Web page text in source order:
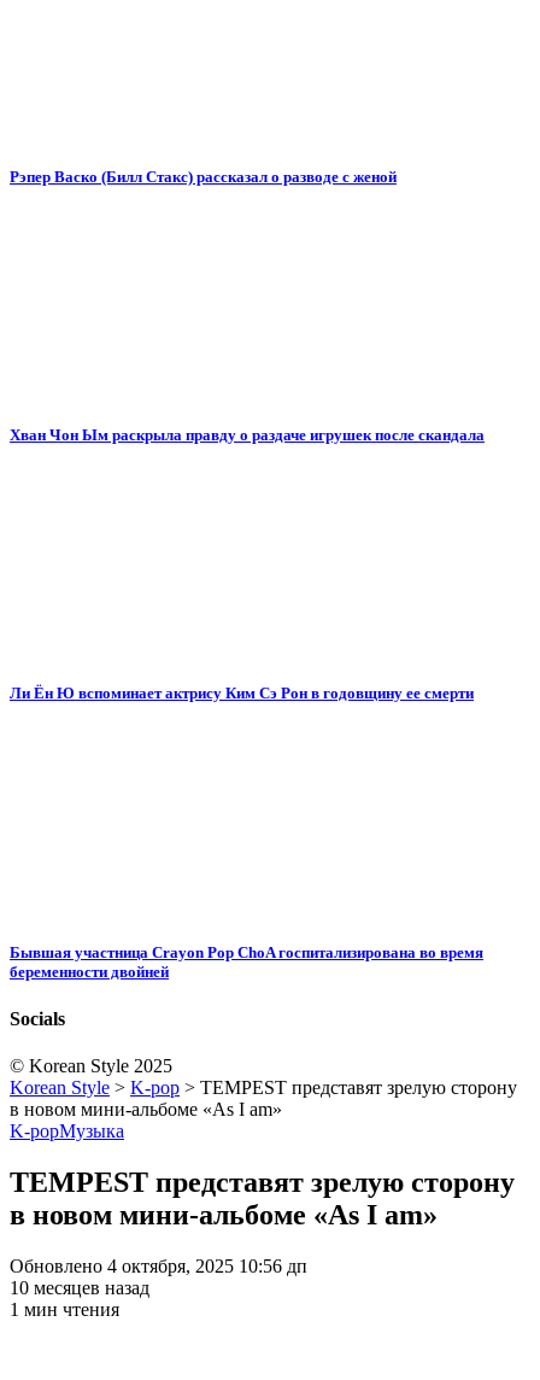
Рэпер Васко (Билл Стакс) рассказал о разводе с женой
Хван Чон Ым раскрыла правду о раздаче игрушек после скандала
Ли Ён Ю вспоминает актрису Ким Сэ Рон в годовщину ее смерти
Бывшая участница Crayon Pop ChoA госпитализирована во время
беременности двойней
Socials
© Korean Style 2025
Korean Style > K-pop > TEMPEST представят зрелую сторону
в новом мини-альбоме «As I am»
K-popМузыка
TEMPEST представят зрелую сторону
в новом мини-альбоме «As I am»
Обновлено 4 октября, 2025 10:56 дп
10 месяцев назад
1 мин чтения